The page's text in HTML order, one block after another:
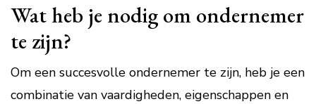
Wat heb je nodig om ondernemer
te zijn?
Om een succesvolle ondernemer te zijn, heb je een
combinatie van vaardigheden, eigenschappen en